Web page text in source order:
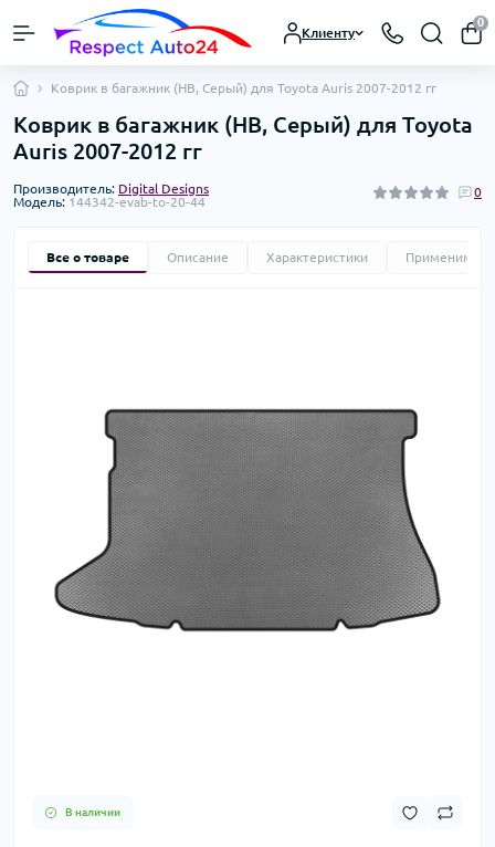
Клиенту
0
Коврик в багажник (HB, Серый) для Toyota Auris 2007-2012 гг
Коврик в багажник (HB, Серый) для Toyota
Auris 2007-2012 гг
Производитель: Digital Designs
Модель: 144342-evab-to-20-44
0
Все о товаре Описание Характеристики
В наличии